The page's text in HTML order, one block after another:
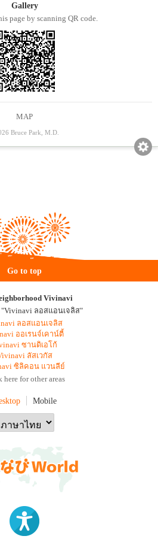
Gallery
page by scanning QR code.
MAP
Bruce Park, M.D.
Go to top
Vivinavi
"Vivinavi ลอสแอนเจลิส"
ลอสแอนเจลิส
ออเรนจ์เคาน์ตี้
ซานดิเอโก้
ลัสเวกัส
ซิลิคอน แวนลีย์
here for other areas
Mobile